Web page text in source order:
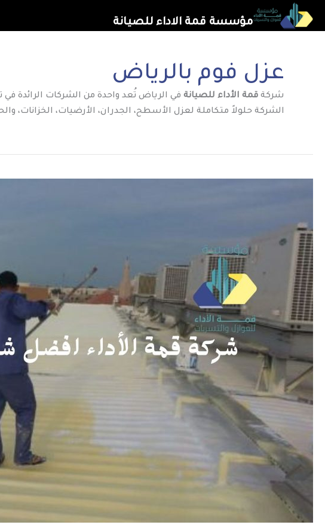
مؤسسة قمة الاداء للصيانة
عزل فوم بالرياض
شركة قمة الأداء للصيانة في الرياض تُعد واحدة من الشركات الرائدة في
الشركة حلولاً متكاملة لعزل الأسطح، الجدران، الأرضيات، الخزانات،
الأسطح
في
الرياض
وكيف
يحميك
الفوم؟